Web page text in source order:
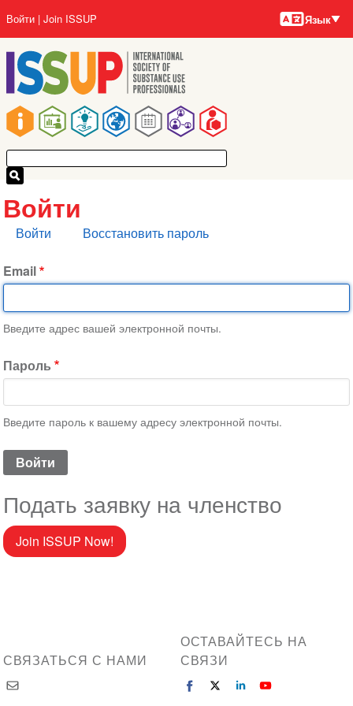
основному
содержанию
Main
navigation
User
account
menu
Войти Join ISSUP Языки
Язык
Войти
Главные
Войти Восстановить пароль
Email
Введите адрес вашей электронной почты.
Пароль
Введите пароль к вашему адресу электронной почты.
Подать заявку на членство
Join ISSUP Now!
СВЯЗАТЬСЯ С НАМИ
ОСТАВАЙТЕСЬ НА
СВЯЗИ